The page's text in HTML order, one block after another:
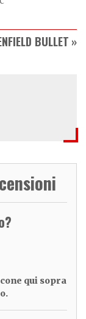
BULLET
qui sopra